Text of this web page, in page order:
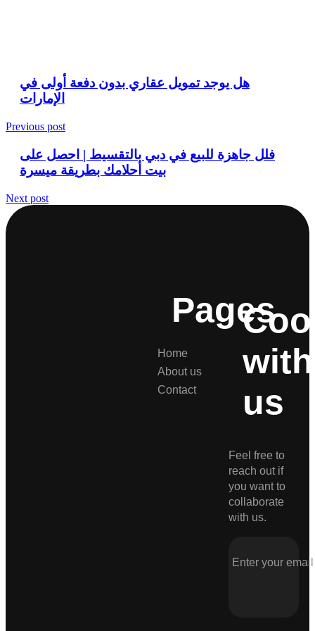
هل يوجد تمويل عقاري بدون دفعة أولى في
الإمارات
Previous post
فلل جاهزة للبيع في دبي بالتقسيط | احصل على
بيت أحلامك بطريقة ميسرة
Next post
Pages
Home
About us
Contact
with
us
Feel free to
reach out if
you want to
collaborate
with us.